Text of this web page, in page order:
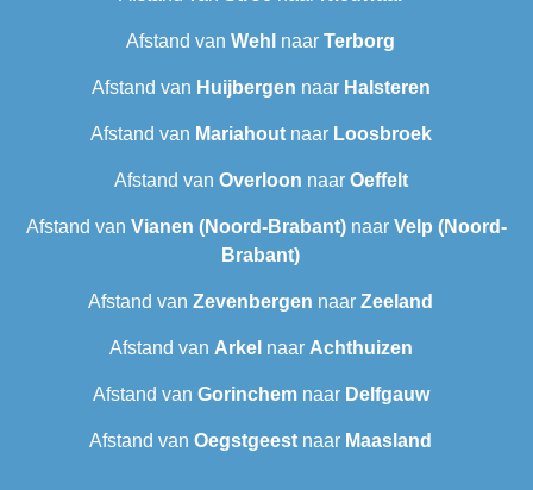
Afstand van Wehl naar Terborg
Afstand van Huijbergen naar Halsteren
Afstand van Mariahoutnaar Loosbroek
Afstand van Overloon naar Oeffelt
Afstand van Vianen (Noord-Brabant) naar Velp (Noord-
Brabant)
Afstand van Zevenbergen naar Zeeland
Afstand van Arkel naar Achthuizen
Afstand van Gorinchemnaar Delfgauw
Afstand van Oegstgeest naar Maasland